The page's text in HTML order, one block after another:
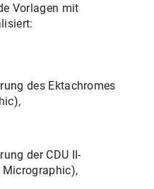
Vorlagen mit
des Ektachromes
der CDU II-